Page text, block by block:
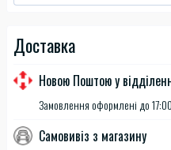
Доставка
Новою Поштою у
Замовлення оформлені до
Самовивіз з магазину